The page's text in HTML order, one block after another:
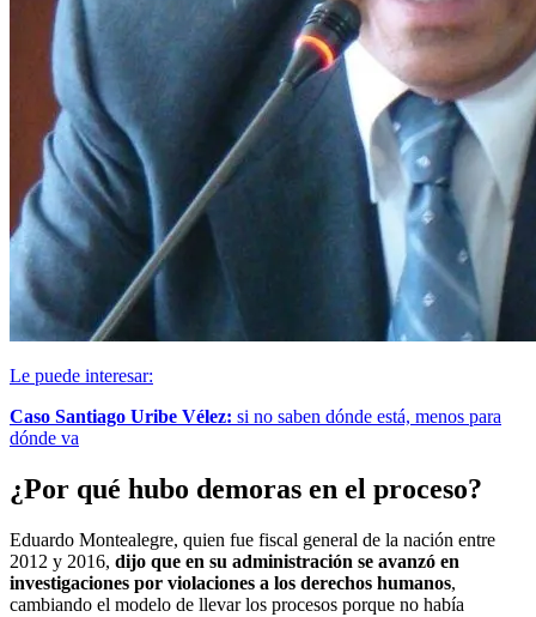
Le puede interesar:
Caso Santiago Uribe Vélez: si no saben dónde está, menos para
dónde va
¿Por qué hubo demoras en el proceso?
Eduardo Montealegre, quien fue fiscal general de la nación entre
2012 y 2016, dijo que en su administración se avanzó en
investigaciones por violaciones a los derechos humanos,
cambiando el modelo de llevar los procesos porque no había